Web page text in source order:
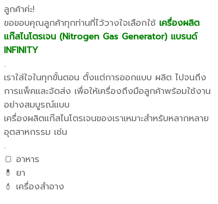
ลูกค้าค่ะ!
ขอขอบคุณลูกค้าทุกท่านที่ไว้วางใจเลือกใช้ เครื่องผลิต
แก๊สไนโตรเจน (Nitrogen Gas Generator) แบรนด์
INFINITY
.
เราใส่ใจในทุกขั้นตอน ตั้งแต่การออกแบบ ผลิต ไปจนถึง
การแพ็คและจัดส่ง เพื่อให้เครื่องถึงมือลูกค้าพร้อมใช้งาน
อย่างสมบูรณ์แบบ
เครื่องผลิตแก๊สไนโตรเจนของเราเหมาะสำหรับหลากหลาย
อุตสาหกรรม เช่น
.
🍞 อาหาร
💊 ยา
💄 เครื่องสำอาง